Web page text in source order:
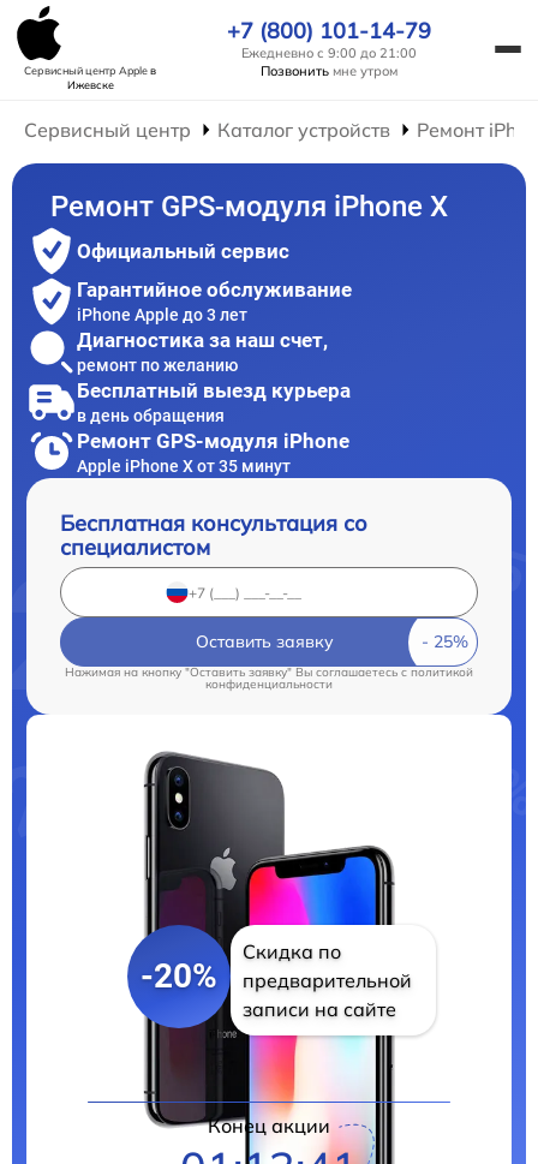
Сервисный центр Appleв
Ижевске
+7 (800) 101-14-79
Ежедневно с 9:00 до 21:00
Позвонить мне утром
Сервисный центр Каталог устройств Ремонт
Ремонт GPS-модуля iPhone X
Официальный сервис
Гарантийное обслуживание
iPhone Apple до 3 лет
Диагностика за наш счет,
ремонт по желанию
Бесплатный выезд курьера
в день обращения
Ремонт GPS-модуля iPhone
Apple iPhone X от 35 минут
Бесплатная консультация со
специалистом
Оставить заявку
Нажимая на кнопку "Оставить заявку" Вы соглашаетесь cполитикой
конфиденциальности
-20%
Скидка по
предварительной
записи на сайте
Конец акции